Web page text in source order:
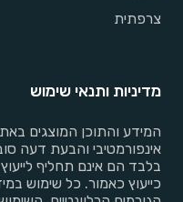
צרפתית
מדיניות ותנאי שימוש
המידע והתוכן המוצגים
אינפורמטיבי והבעת דעה
בלבד הם אינם תחליף
כייעוץ כאמור. כל שימוש